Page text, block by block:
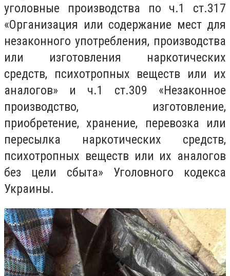
уголовные производства по ч.1 ст.317
«Организация или содержание мест для
незаконного употребления, производства
или изготовления наркотических
средств, психотропных веществ или их
аналогов» и ч.1 ст.309 «Незаконное
производство, изготовление,
приобретение, хранение, перевозка или
пересылка наркотических средств,
психотропных веществ или их аналогов
без цели сбыта» Уголовного кодекса
Украины.